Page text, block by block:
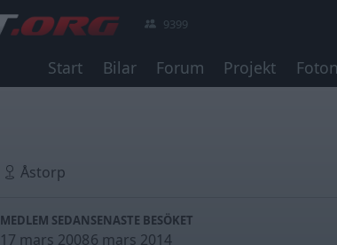
9399
Start Bilar Forum Projekt Foton
Åstorp
MEDLEM SEDAN
17 mars 2008
SENASTE BESÖKET
6 mars 2014